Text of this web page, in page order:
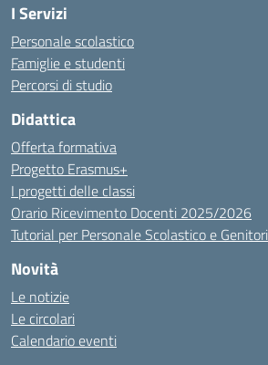
I Servizi
Personale scolastico
Famiglie e studenti
Percorsi di studio
Didattica
Offerta formativa
Progetto Erasmus+
I progetti delle classi
Orario Ricevimento Docenti 2025/2026
Tutorial per Personale Scolastico e Genitori
Novità
Le notizie
Le circolari
Calendario eventi